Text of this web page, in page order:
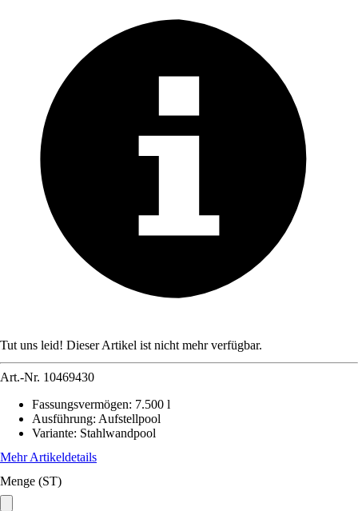
Tut uns leid! Dieser Artikel ist nicht mehr verfügbar.
Art.-Nr. 10469430
Fassungsvermögen: 7.500 l
Ausführung: Aufstellpool
Variante: Stahlwandpool
Mehr Artikeldetails
Menge (ST)